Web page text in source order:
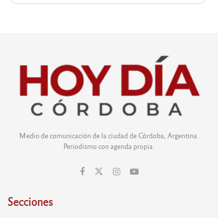
Medio de comunicación de la ciudad de Córdoba, Argentina.
Periodismo con agenda propia.
Secciones